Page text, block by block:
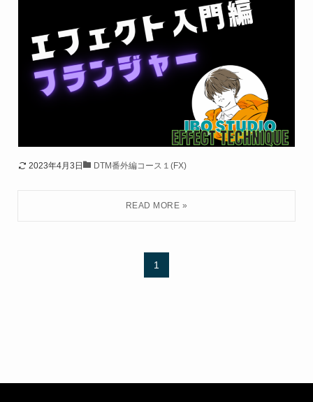
2023年4月3日 DTM番外編コース１(FX)
1